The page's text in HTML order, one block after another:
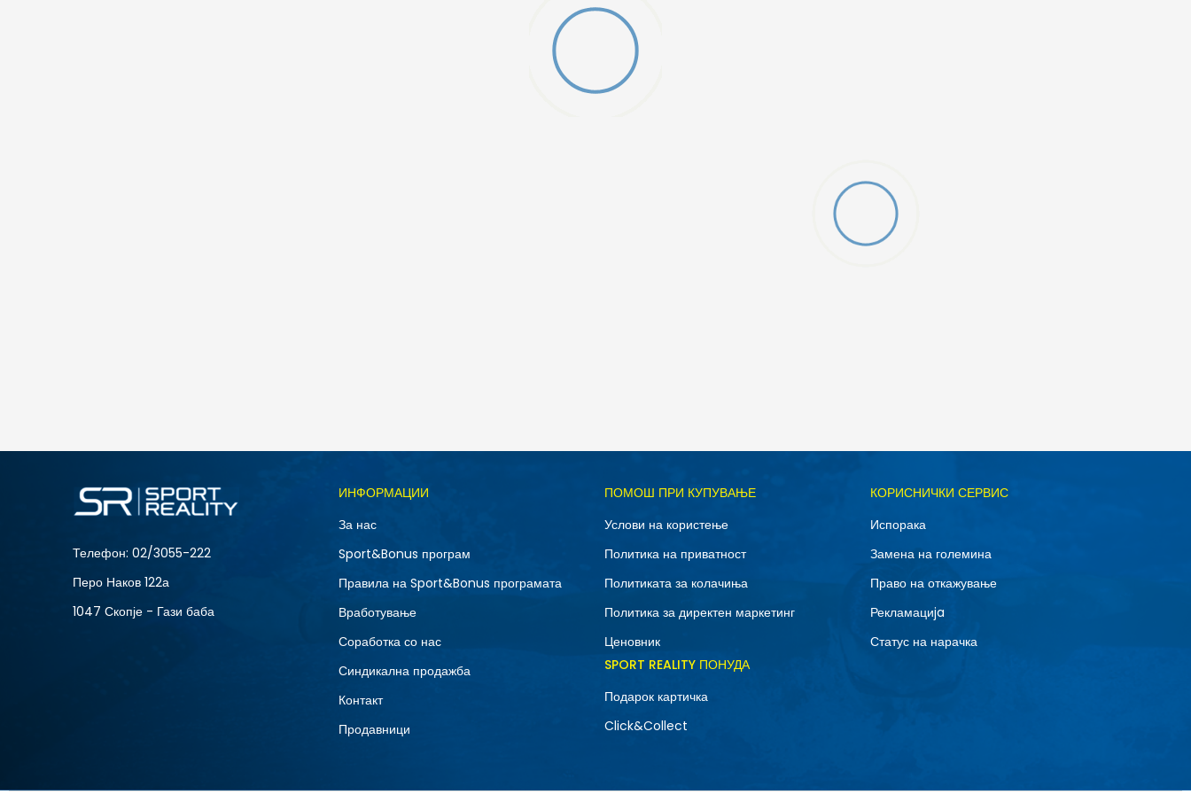
Големина
2XL
Телефон: 02/3055-222
Перо Наков 122а
1047 Скопје - Гази баба
ИНФОРМАЦИИ
За нас
Sport&Bonus програм
Правила на Sport&Bonus програмата
Вработување
Соработка со нас
Синдикална продажба
Контакт
Продавници
ПОМОШ ПРИ КУПУВАЊЕ
Услови на користење
Политика на приватност
Политиката за колачиња
Политика за директен маркетинг
Ценовник
КОРИСНИЧКИ СЕРВИС
Испорака
Замена на големина
Право на откажување
Рекламациja
Статус на нарачка
SPORT REALITY ПОНУДА
Подарок картичка
Click&Collect